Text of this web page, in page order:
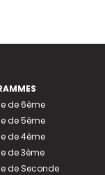
de 6ème
de 5ème
de 4ème
de 3ème
de Seconde